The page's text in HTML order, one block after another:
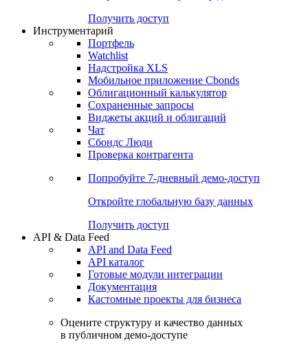
Получить доступ
Инструментарий
Портфель
Watchlist
Надстройка XLS
Мобильное приложение Cbonds
Облигационный калькулятор
Сохраненные запросы
Виджеты акций и облигаций
Чат
Сбондс Люди
Проверка контрагента
Попробуйте 7-дневный демо-доступ
Откройте глобальную базу данных
Получить доступ
API & Data Feed
API and Data Feed
API каталог
Готовые модули интеграции
Документация
Кастомные проекты для бизнеса
Оцените структуру и качество данных
в публичном демо-доступе